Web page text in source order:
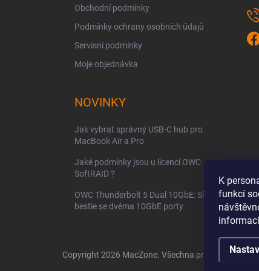
K
funkcí
informací
Obchodní podmínky
Podmínky ochrany osobních údajů
Servisní podmínky
Moje objednávka
NOVINKY
Jak vybrat správný USB-C hub pro
MacBook Air a Pro
Jaké podmínky jsou u licencí OWC
SoftRAID ?
OWC Thunderbolt 5 Dual 10GbE: Síťová
bestie se dvěma 10GbE porty
Copyright 2026 MacZone. Všechna práva